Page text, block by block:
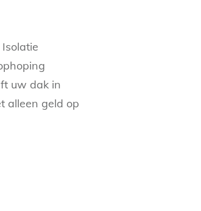
uw dak in
alleen geld op